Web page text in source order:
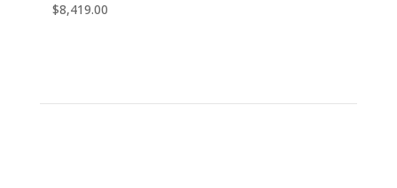
$8,419.00